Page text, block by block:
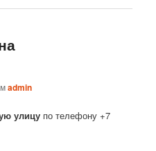
admin
улицу по телефону +7